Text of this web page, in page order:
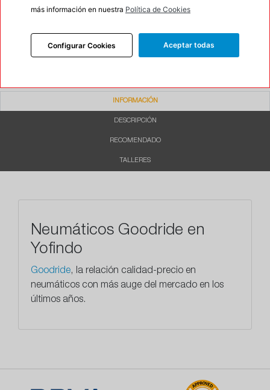
85% 15%
Etiqueta energética Información Eprel
INFORMACIÓN
DESCRIPCIÓN
RECOMENDADO
TALLERES
Neumáticos Goodride en
Yofindo
Goodride, la relación calidad-precio en
neumáticos con más auge del mercado en los
últimos años.
más información en nuestra Política de Cookies
Configurar Cookies Aceptar todas